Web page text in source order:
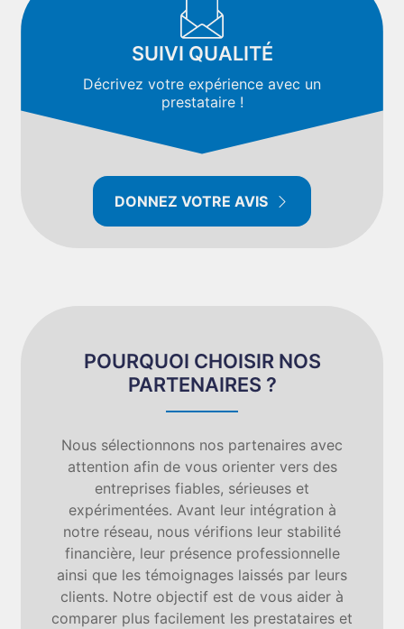
SUIVI QUALITÉ
Décrivez votre expérience avec un
prestataire !
DONNEZ VOTRE AVIS
POURQUOI CHOISIR NOS
PARTENAIRES ?
Nous sélectionnons nos partenaires avec
attention afin de vous orienter vers des
entreprises fiables, sérieuses et
expérimentées. Avant leur intégration à
notre réseau, nous vérifions leur stabilité
financière, leur présence professionnelle
ainsi que les témoignages laissés par leurs
clients. Notre objectif est de vous aider à
comparer plus facilement les prestataires et